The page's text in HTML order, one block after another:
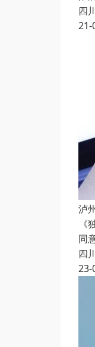
四
21-
泸
同
四
23-